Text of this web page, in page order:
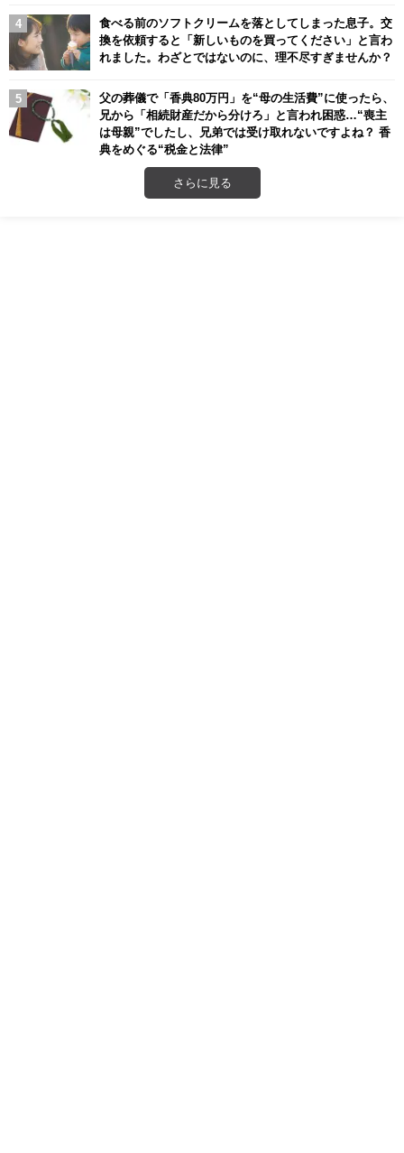
食べる前のソフトクリームを落としてしまった息子。交
換を依頼すると「新しいものを買ってください」と言わ
れました。わざとではないのに、理不尽すぎませんか？
父の葬儀で「香典80万円」を“母の生活費”に使ったら、
兄から「相続財産だから分けろ」と言われ困惑…“喪主
は母親”でしたし、兄弟では受け取れないですよね？ 香
典をめぐる“税金と法律”
さらに見る